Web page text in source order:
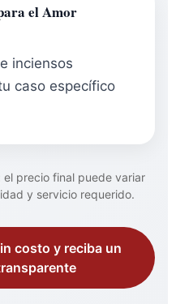
el Amor
inciensos
caso específico
precio final puede variar
y servicio requerido.
costo y reciba un